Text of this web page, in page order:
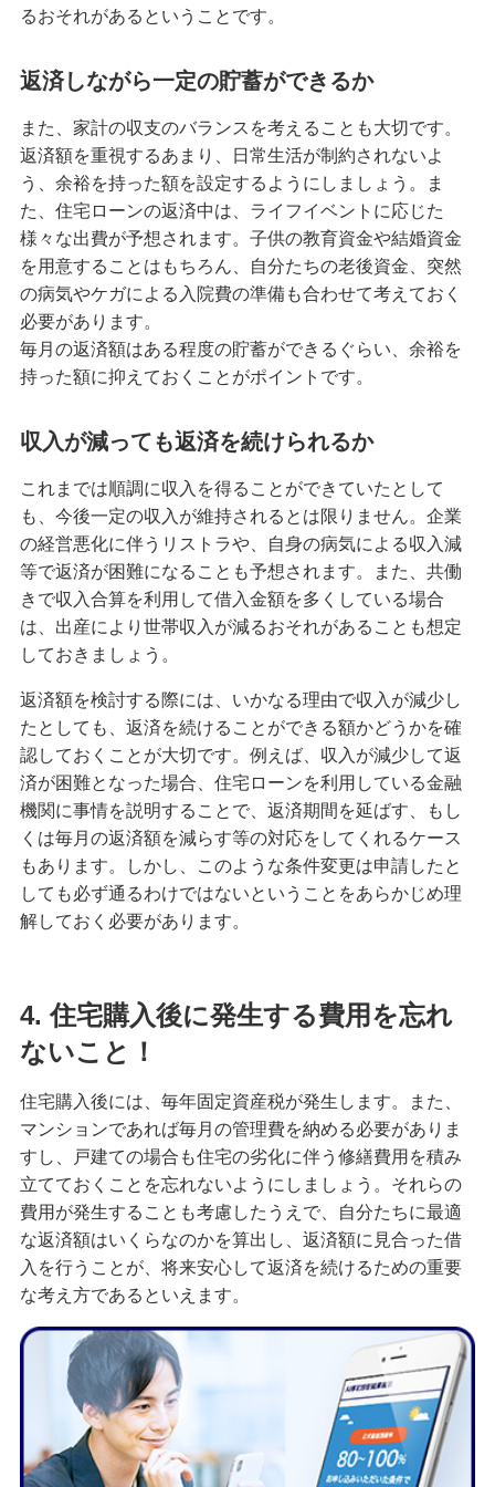
るおそれがあるということです。
返済しながら一定の貯蓄ができるか
また、家計の収支のバランスを考えることも大切です。
返済額を重視するあまり、日常生活が制約されないよ
う、余裕を持った額を設定するようにしましょう。ま
た、住宅ローンの返済中は、ライフイベントに応じた
様々な出費が予想されます。子供の教育資金や結婚資金
を用意することはもちろん、自分たちの老後資金、突然
の病気やケガによる入院費の準備も合わせて考えておく
必要があります。
毎月の返済額はある程度の貯蓄ができるぐらい、余裕を
持った額に抑えておくことがポイントです。
収入が減っても返済を続けられるか
これまでは順調に収入を得ることができていたとして
も、今後一定の収入が維持されるとは限りません。企業
の経営悪化に伴うリストラや、自身の病気による収入減
等で返済が困難になることも予想されます。また、共働
きで収入合算を利用して借入金額を多くしている場合
は、出産により世帯収入が減るおそれがあることも想定
しておきましょう。
返済額を検討する際には、いかなる理由で収入が減少し
たとしても、返済を続けることができる額かどうかを確
認しておくことが大切です。例えば、収入が減少して返
済が困難となった場合、住宅ローンを利用している金融
機関に事情を説明することで、返済期間を延ばす、もし
くは毎月の返済額を減らす等の対応をしてくれるケース
もあります。しかし、このような条件変更は申請したと
しても必ず通るわけではないということをあらかじめ理
解しておく必要があります。
4. 住宅購入後に発生する費用を忘れ
ないこと！
住宅購入後には、毎年固定資産税が発生します。また、
マンションであれば毎月の管理費を納める必要がありま
すし、戸建ての場合も住宅の劣化に伴う修繕費用を積み
立てておくことを忘れないようにしましょう。それらの
費用が発生することも考慮したうえで、自分たちに最適
な返済額はいくらなのかを算出し、返済額に見合った借
入を行うことが、将来安心して返済を続けるための重要
な考え方であるといえます。